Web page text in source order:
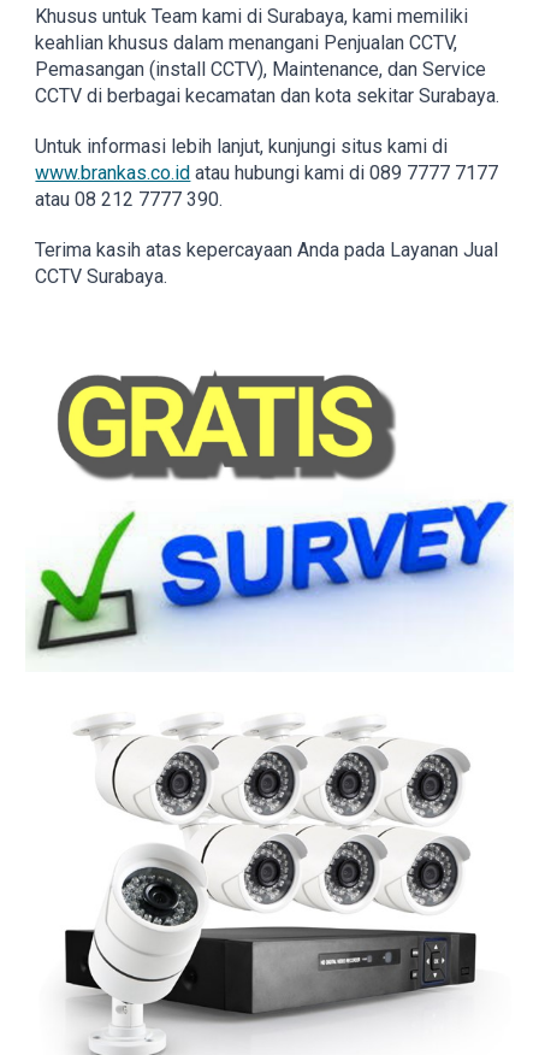
Khusus untuk Team kami di Surabaya, kami memiliki
keahlian khusus dalam menangani Penjualan CCTV,
Pemasangan (install CCTV), Maintenance, dan Service
CCTV di berbagai kecamatan dan kota sekitar Surabaya.
Untuk informasi lebih lanjut, kunjungi situs kami di
www.brankas.co.id atau hubungi kami di 089 7777 7177
atau 08 212 7777 390.
Terima kasih atas kepercayaan Anda pada Layanan Jual
CCTV Surabaya.